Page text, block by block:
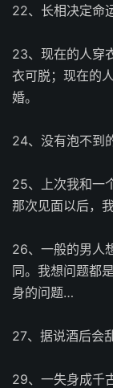
22、长相决定命
23、现在的人穿
衣可脱；现在的
婚。
24、没有泡不到
25、上次我和一
那次见面以后，
26、一般的男人
同。我想问题都
身的问题…
27、据说酒后会
29、一失身成千